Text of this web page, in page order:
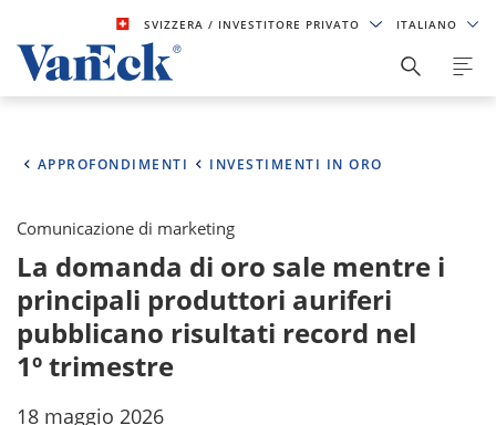
SVIZZERA/ INVESTITORE PRIVATO ITALIANO
APPROFONDIMENTI INVESTIMENTI IN ORO
Comunicazione di marketing
La domanda di oro sale mentre i
principali produttori auriferi
pubblicano risultati record nel
1º trimestre
18 maggio 2026